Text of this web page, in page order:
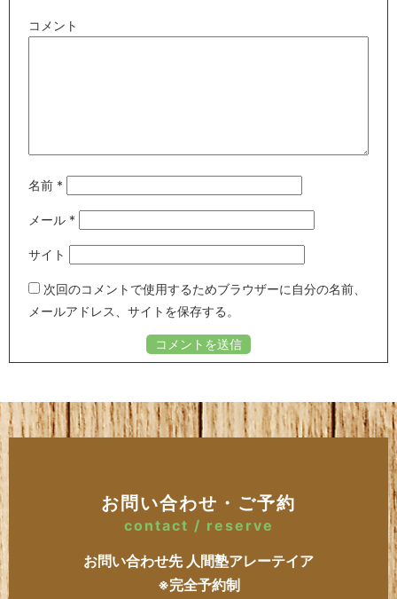
コメント
名前 *
メール *
サイト
次回のコメントで使用するためブラウザーに自分の名前、
メールアドレス、サイトを保存する。
お問い合わせ・ご予約
contact / reserve
お問い合わせ先 人間塾アレーテイア
※完全予約制